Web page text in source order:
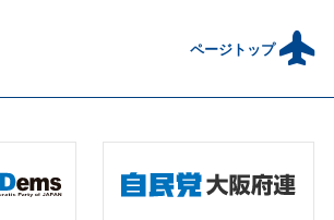
ページトップ